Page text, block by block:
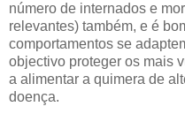
número de internados e
relevantes) também, e é
comportamentos se
objectivo proteger os mais
a alimentar a quimera de
doença.